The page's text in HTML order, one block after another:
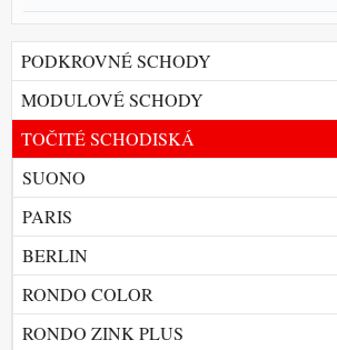
PODKROVNÉ SCHODY
MODULOVÉ SCHODY
TOČITÉ SCHODISKÁ
SUONO
PARIS
BERLIN
RONDO COLOR
RONDO ZINK PLUS